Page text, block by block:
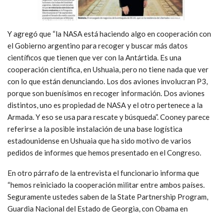
Y agregó que “la NASA está haciendo algo en cooperación con
el Gobierno argentino para recoger y buscar más datos
científicos que tienen que ver con la Antártida. Es una
cooperación científica, en Ushuaia, pero no tiene nada que ver
con lo que están denunciando. Los dos aviones involucran P3,
porque son buenísimos en recoger información. Dos aviones
distintos, uno es propiedad de NASA y el otro pertenece a la
Armada. Y eso se usa para rescate y búsqueda”. Cooney parece
referirse a la posible instalación de una base logística
estadounidense en Ushuaia que ha sido motivo de varios
pedidos de informes que hemos presentado en el Congreso.
En otro párrafo de la entrevista el funcionario informa que
“hemos reiniciado la cooperación militar entre ambos países.
Seguramente ustedes saben de la State Partnership Program,
Guardia Nacional del Estado de Georgia, con Obama en